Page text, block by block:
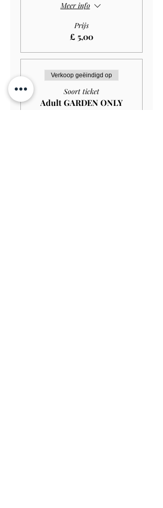
Meer info
Prijs
£ 5,00
Verkoop geëindigd op
Soort ticket
Adult GARDEN ONLY